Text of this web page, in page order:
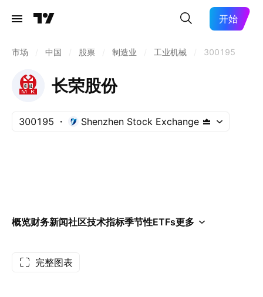
开始
市场 中国 股票 制造业 工业机械 300195
长荣股份
300195 Shenzhen Stock Exchange
概览财务新闻社区技术指标季节性ETFs更多
完整图表